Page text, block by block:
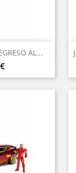
AL...